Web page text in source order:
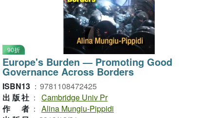
90折
Europe's Burden ― Promoting Good
Governance Across Borders
ISBN13 ： 9781108472425
出版社 ： Cambridge Univ Pr
作者 ： Alina Mungiu-Pippidi